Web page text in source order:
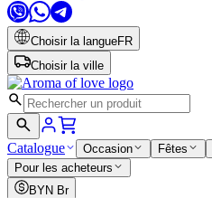
Choisir la langueFR
Choisir la ville
Catalogue Occasion Fêtes
Pour les acheteurs
BYN Br